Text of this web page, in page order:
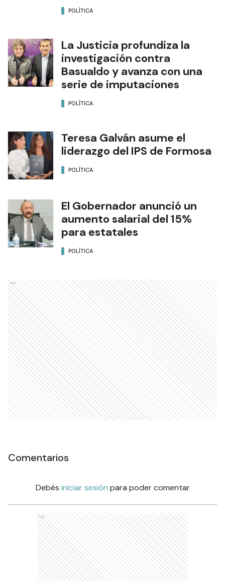
POLÍTICA
La Justicia profundiza la
investigación contra
Basualdo y avanza con una
serie de imputaciones
POLÍTICA
Teresa Galván asume el
liderazgo del IPS de Formosa
POLÍTICA
El Gobernador anunció un
aumento salarial del 15%
para estatales
POLÍTICA
Ads
Comentarios
Debés iniciar sesión para poder comentar
Ads